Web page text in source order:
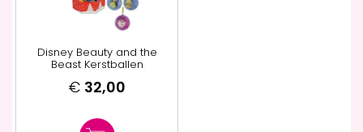
Disney Beauty and the
Beast Kerstballen
€ 32,00